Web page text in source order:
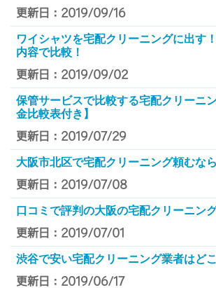
更新日：2019/09/16
ワイシャツを宅配クリーニングに出す
内容で比較！
更新日：2019/09/02
保管サービスで比較する宅配クリーニ
金比較表付き】
更新日：2019/07/29
大阪市北区で宅配クリーニング頼むな
更新日：2019/07/08
口コミで評判の大阪の宅配クリーニン
更新日：2019/07/01
渋谷で安い宅配クリーニング業者はど
更新日：2019/06/17